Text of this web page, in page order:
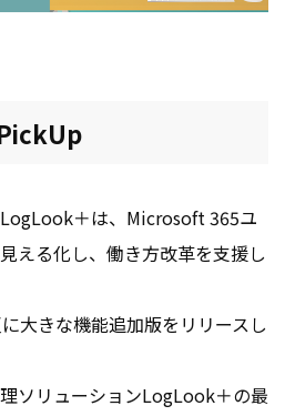
＋は、Microsoft 365ユ
える化し、働き方改革を支援し
大きな機能追加版をリリースし
ソリューションLogLook＋の最